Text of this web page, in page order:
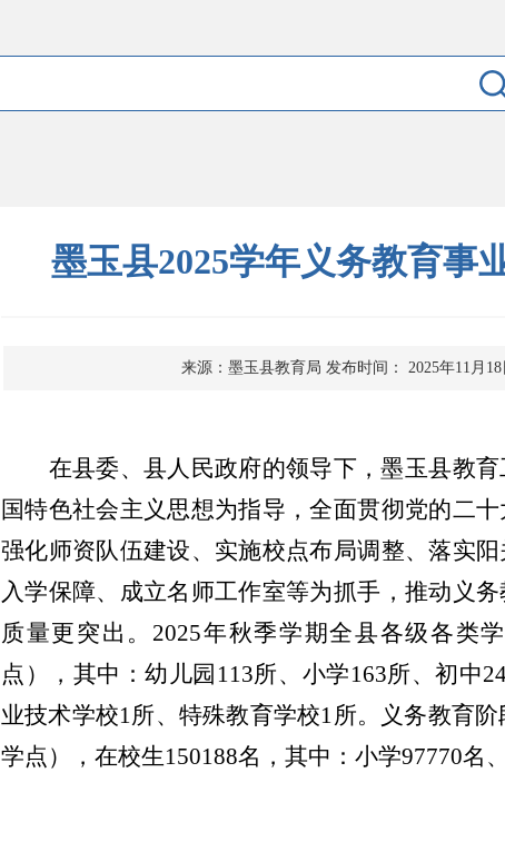
墨玉县2025学年义务教育事
来源：墨玉县教育局 发布时间： 2025年11月18
在县委、县人民政府的领导下，墨玉县教
国特色社会主义思想为指导，全面贯彻党的二
强化师资队伍建设、实施校点布局调整、落实
入学保障、成立名师工作室等为抓手，推动义
质量更突出。 2025年秋季学期全县各级各类
点），其中：幼儿园113所、小学163所、初中
业技术学校1所、特殊教育学校1所。义务教育
学点），在校生150188名，其中：小学97770名